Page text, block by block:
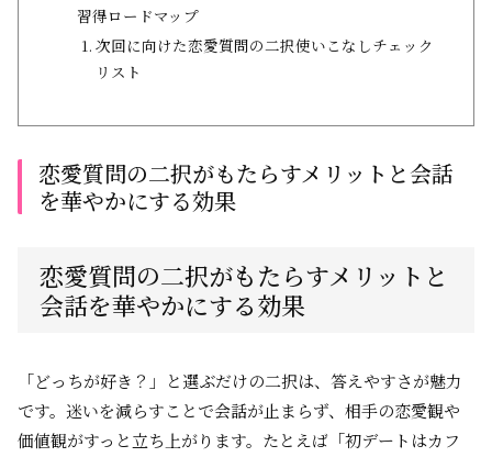
習得ロードマップ
次回に向けた恋愛質問の二択使いこなしチェック
リスト
恋愛質問の二択がもたらすメリットと会話
を華やかにする効果
恋愛質問の二択がもたらすメリットと
会話を華やかにする効果
「どっちが好き？」と選ぶだけの二択は、答えやすさが魅力
です。迷いを減らすことで会話が止まらず、相手の恋愛観や
価値観がすっと立ち上がります。たとえば「初デートはカフ